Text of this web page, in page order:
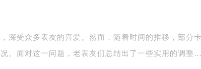
深受众多表友的喜爱。然而，随着时间的推移，部分
。面对这一问题，老表友们总结出了一些实用的调整